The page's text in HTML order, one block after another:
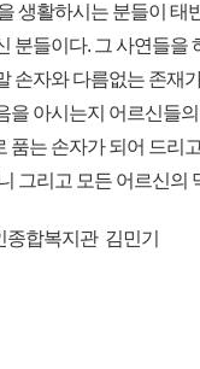
생활하시는 분들이 태
분들이다. 그 사연들을
손자와 다름없는 존재
을 아시는지 어르신들
품는 손자가 되어 드리
그리고 모든 어르신의
종합복지관 김민기